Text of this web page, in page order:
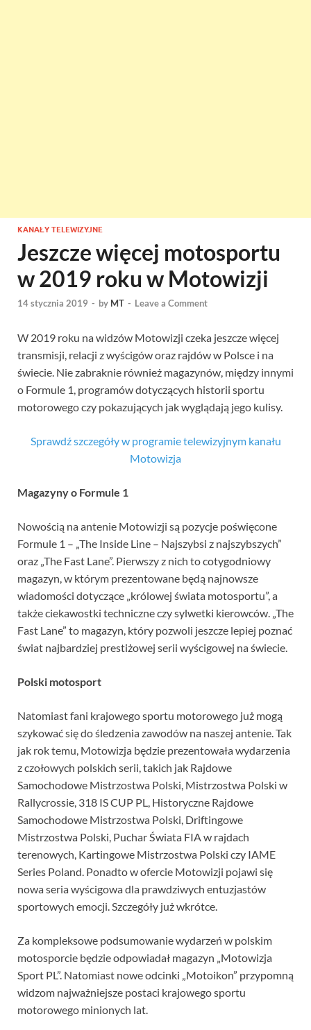
KANAŁY TELEWIZYJNE
Jeszcze więcej motosportu
w 2019 roku w Motowizji
14 stycznia 2019 - by MT - Leave a Comment
W 2019 roku na widzów Motowizji czeka jeszcze więcej
transmisji, relacji z wyścigów oraz rajdów w Polsce i na
świecie. Nie zabraknie również magazynów, między innymi
o Formule 1, programów dotyczących historii sportu
motorowego czy pokazujących jak wyglądają jego kulisy.
Sprawdź szczegóły w programie telewizyjnym kanału
Motowizja
Magazyny o Formule 1
Nowością na antenie Motowizji są pozycje poświęcone
Formule 1 – „The Inside Line – Najszybsi z najszybszych”
oraz „The Fast Lane”. Pierwszy z nich to cotygodniowy
magazyn, w którym prezentowane będą najnowsze
wiadomości dotyczące „królowej świata motosportu”, a
także ciekawostki techniczne czy sylwetki kierowców. „The
Fast Lane” to magazyn, który pozwoli jeszcze lepiej poznać
świat najbardziej prestiżowej serii wyścigowej na świecie.
Polski motosport
Natomiast fani krajowego sportu motorowego już mogą
szykować się do śledzenia zawodów na naszej antenie. Tak
jak rok temu, Motowizja będzie prezentowała wydarzenia
z czołowych polskich serii, takich jak Rajdowe
Samochodowe Mistrzostwa Polski, Mistrzostwa Polski w
Rallycrossie, 318 IS CUP PL, Historyczne Rajdowe
Samochodowe Mistrzostwa Polski, Driftingowe
Mistrzostwa Polski, Puchar Świata FIA w rajdach
terenowych, Kartingowe Mistrzostwa Polski czy IAME
Series Poland. Ponadto w ofercie Motowizji pojawi się
nowa seria wyścigowa dla prawdziwych entuzjastów
sportowych emocji. Szczegóły już wkrótce.
Za kompleksowe podsumowanie wydarzeń w polskim
motosporcie będzie odpowiadał magazyn „Motowizja
Sport PL”. Natomiast nowe odcinki „Motoikon” przypomną
widzom najważniejsze postaci krajowego sportu
motorowego minionych lat.